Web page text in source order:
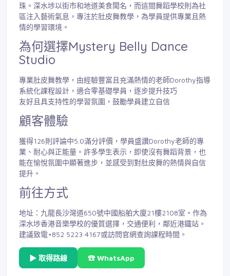
珠。深水埗以街市和地道美食聞名，而這間舞蹈學校則為社
區注入藝術氣息，專注於肚皮舞教學，為學員提供專業且熱
情的學習環境。
為何選擇Mystery Belly Dance
Studio
專業肚皮舞教學，由經驗豐富且充滿熱情的老師Dorothy指導
系統化課程設計，適合零基礎學員，逐步提升技巧
友好且具支持性的學習氛圍，鼓勵學員建立自信
顧客體驗
獲得126則評論中5.0滿分評價，學員盛讚Dorothy老師的專
業、耐心與正能量。許多學生表示，即使沒有舞蹈背景，也
能在愉悅氛圍中顯著進步，並感受到對肚皮舞的熱情與自信
提升。
前往方式
地址：九龍長沙灣道650號中國船舶大廈21樓2108室。作為
深水埗香港音樂學校的優質選擇，交通便利，鄰近港鐵站。
建議致電+852 5223 4167或訪問官網查詢課程時間。
▶ 取得路線 ☎ WhatsApp